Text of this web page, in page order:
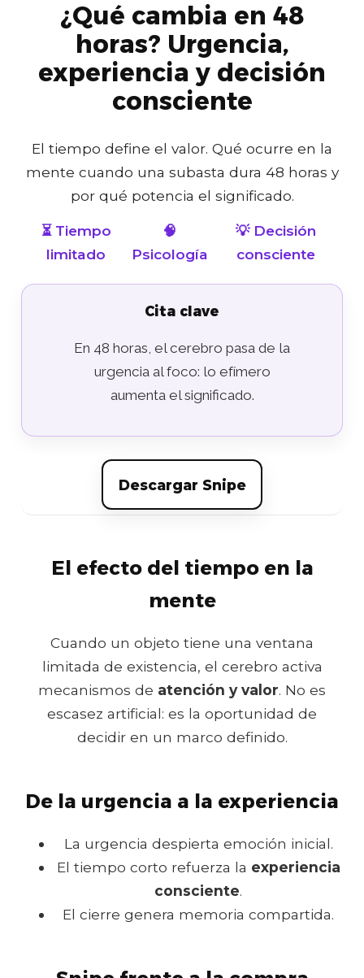
¿Qué cambia en 48
horas? Urgencia,
experiencia y decisión
consciente
El tiempo define el valor. Qué ocurre en la
mente cuando una subasta dura 48 horas y
por qué potencia el significado.
⏳ Tiempo
limitado
🧠
Psicología
💡 Decisión
consciente
Cita clave
En 48 horas, el cerebro pasa de la
urgencia al foco: lo efímero
aumenta el significado.
Descargar Snipe
El efecto del tiempo en la
mente
Cuando un objeto tiene una ventana
limitada de existencia, el cerebro activa
mecanismos de atención y valor. No es
escasez artificial: es la oportunidad de
decidir en un marco definido.
De la urgencia a la experiencia
La urgencia despierta emoción inicial.
El tiempo corto refuerza la experiencia
consciente.
El cierre genera memoria compartida.